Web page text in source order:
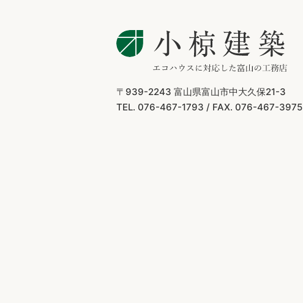
〒939-2243 富山県富山市中大久保21-3
TEL. 076-467-1793 / FAX. 076-467-3975